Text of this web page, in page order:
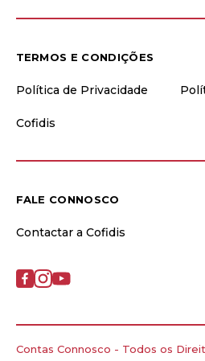
TERMOS E CONDIÇÕES
Política de Privacidade
Cofidis
FALE CONNOSCO
Contactar a Cofidis
Contas Connosco - Todos os